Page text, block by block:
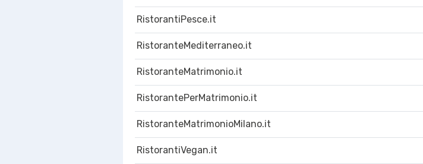
RistorantiPesce.it
RistoranteMediterraneo.it
RistoranteMatrimonio.it
RistorantePerMatrimonio.it
RistoranteMatrimonioMilano.it
RistorantiVegan.it